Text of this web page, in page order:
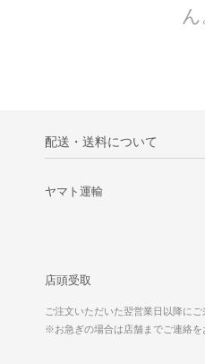
ん
配送・送料について
ヤマト運輸
店頭受取
ご注文いただいた翌営業日以降にご
※お急ぎの場合は店舗までご連絡を